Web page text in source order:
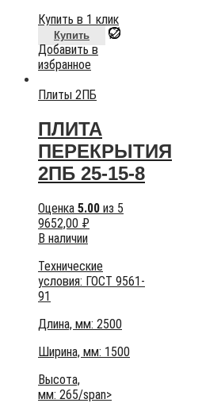
Купить в 1 клик
Купить
Добавить в
избранное
Плиты 2ПБ
ПЛИТА
ПЕРЕКРЫТИЯ
2ПБ 25-15-8
Оценка 5.00 из 5
9652,00 ₽
В наличии
Технические
условия: ГОСТ 9561-
91
Длина, мм: 2500
Ширина, мм: 1500
Высота,
мм: 265/span>